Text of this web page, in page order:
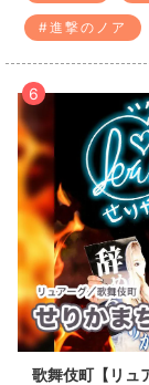
#進撃のノア
6
歌舞伎町【リュ